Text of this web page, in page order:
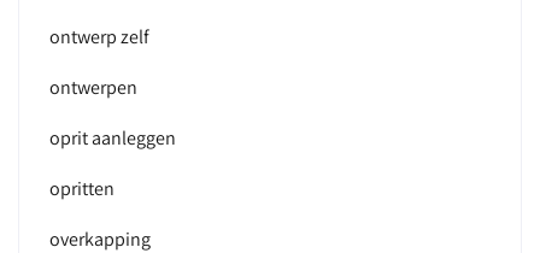
ontwerp zelf
ontwerpen
oprit aanleggen
opritten
overkapping